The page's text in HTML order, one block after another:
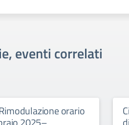
eventi correlati
orario